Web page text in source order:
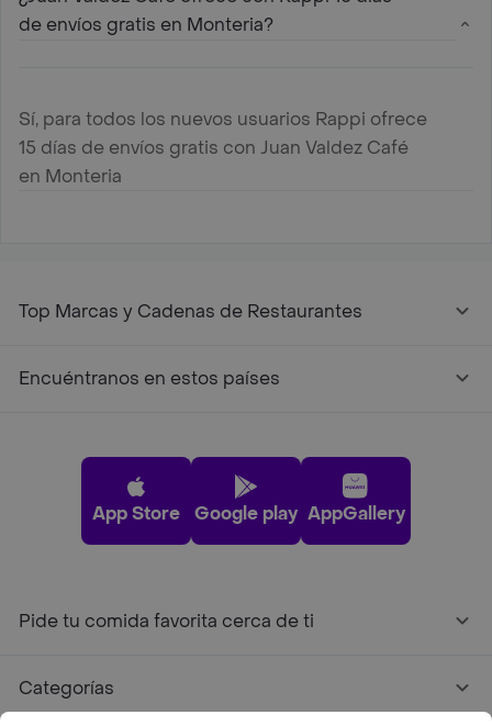
de envíos gratis en Monteria?
Sí, para todos los nuevos usuarios Rappi ofrece
15 días de envíos gratis con Juan Valdez Café
en Monteria
Top Marcas y Cadenas de Restaurantes
Encuéntranos en estos países
App Store Google play AppGallery
Pide tu comida favorita cerca de ti
Categorías